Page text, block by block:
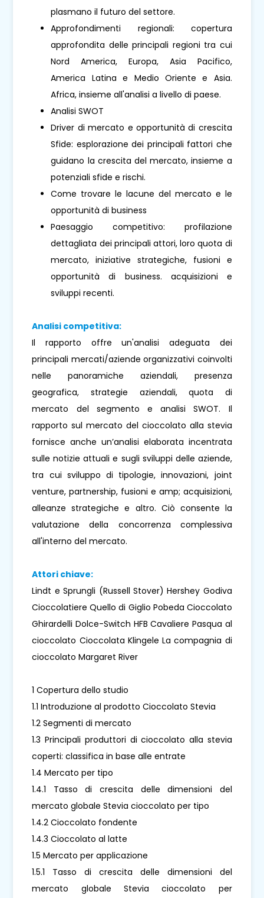
plasmano il futuro del settore.
Approfondimenti regionali: copertura
approfondita delle principali regioni tra cui
Nord America, Europa, Asia Pacifico,
America Latina e Medio Oriente e Asia.
Africa, insieme all'analisi a livello di paese.
Analisi SWOT
Driver di mercato e opportunità di crescita
Sfide: esplorazione dei principali fattori che
guidano la crescita del mercato, insieme a
potenziali sfide e rischi.
Come trovare le lacune del mercato e le
opportunità di business
Paesaggio competitivo: profilazione
dettagliata dei principali attori, loro quota di
mercato, iniziative strategiche, fusioni e
opportunità di business. acquisizioni e
sviluppi recenti.
Analisi competitiva:
Il rapporto offre un'analisi adeguata dei
principali mercati/aziende organizzativi coinvolti
nelle panoramiche aziendali, presenza
geografica, strategie aziendali, quota di
mercato del segmento e analisi SWOT. Il
rapporto sul mercato del cioccolato alla stevia
fornisce anche un’analisi elaborata incentrata
sulle notizie attuali e sugli sviluppi delle aziende,
tra cui sviluppo di tipologie, innovazioni, joint
venture, partnership, fusioni e amp; acquisizioni,
alleanze strategiche e altro. Ciò consente la
valutazione della concorrenza complessiva
all'interno del mercato.
Attori chiave:
Lindt e Sprungli (Russell Stover) Hershey Godiva
Cioccolatiere Quello di Giglio Pobeda Cioccolato
Ghirardelli Dolce-Switch HFB Cavaliere Pasqua al
cioccolato Cioccolata Klingele La compagnia di
cioccolato Margaret River
1 Copertura dello studio
1.1 Introduzione al prodotto Cioccolato Stevia
1.2 Segmenti di mercato
1.3 Principali produttori di cioccolato alla stevia
coperti: classifica in base alle entrate
1.4 Mercato per tipo
1.4.1 Tasso di crescita delle dimensioni del
mercato globale Stevia cioccolato per tipo
1.4.2 Cioccolato fondente
1.4.3 Cioccolato al latte
1.5 Mercato per applicazione
1.5.1 Tasso di crescita delle dimensioni del
mercato globale Stevia cioccolato per